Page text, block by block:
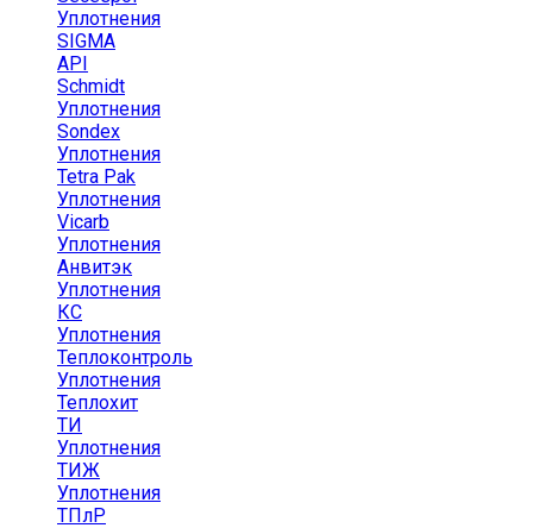
Уплотнения
SIGMA
API
Schmidt
Уплотнения
Sondex
Уплотнения
Tetra Pak
Уплотнения
Vicarb
Уплотнения
Анвитэк
Уплотнения
КС
Уплотнения
Теплоконтроль
Уплотнения
Теплохит
ТИ
Уплотнения
ТИЖ
Уплотнения
ТПлР